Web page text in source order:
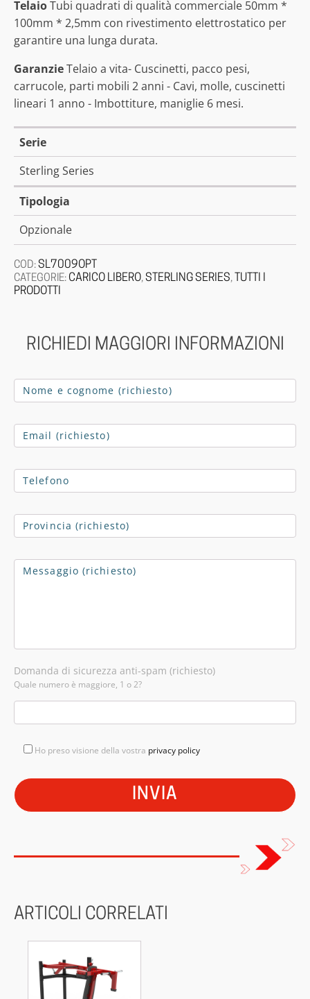
TelaioTubi quadrati di qualità commerciale 50mm *
100mm * 2,5mm con rivestimento elettrostatico per
garantire una lunga durata.
GaranzieTelaio a vita- Cuscinetti, pacco pesi,
carrucole, parti mobili 2 anni - Cavi, molle, cuscinetti
lineari 1 anno - Imbottiture, maniglie 6 mesi.
Serie
Sterling Series
Tipologia
Opzionale
COD: SL7009OPT
CATEGORIE: CARICO LIBERO, STERLING SERIES,
TUTTI I
PRODOTTI
RICHIEDI MAGGIORI INFORMAZIONI
Domanda di sicurezza anti-spam (richiesto)
Quale numero è maggiore, 1 o 2?
Ho preso visione della vostra privacy policy
ARTICOLI CORRELATI